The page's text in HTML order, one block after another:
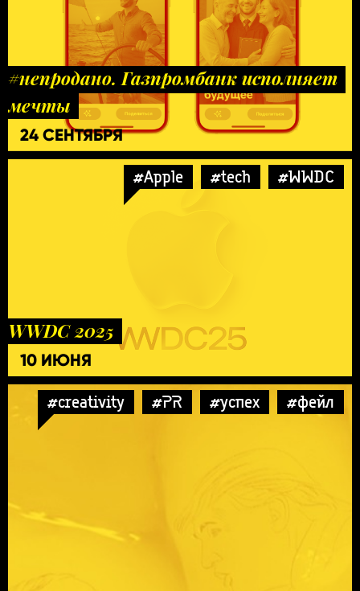
#непродано. Газпромбанк исполняет
мечты
24 СЕНТЯБРЯ
#Apple #tech #WWDC
WWDC 2025
10 ИЮНЯ
#creativity #PR #успех #фейл